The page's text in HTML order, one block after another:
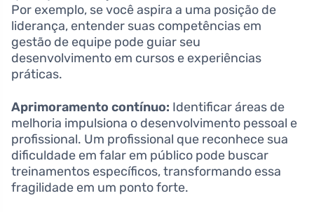
Por exemplo, se você aspira a uma posição de
liderança, entender suas competências em
gestão de equipe pode guiar seu
desenvolvimento em cursos e experiências
práticas.
Aprimoramento contínuo: Identificar áreas de
melhoria impulsiona o desenvolvimento pessoal e
profissional. Um profissional que reconhece sua
dificuldade em falar em público pode buscar
treinamentos específicos, transformando essa
fragilidade em um ponto forte.